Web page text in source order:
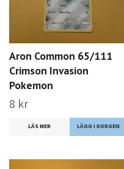
Aron Common 65/111
Crimson Invasion
Pokemon
8 kr
LÄS MER